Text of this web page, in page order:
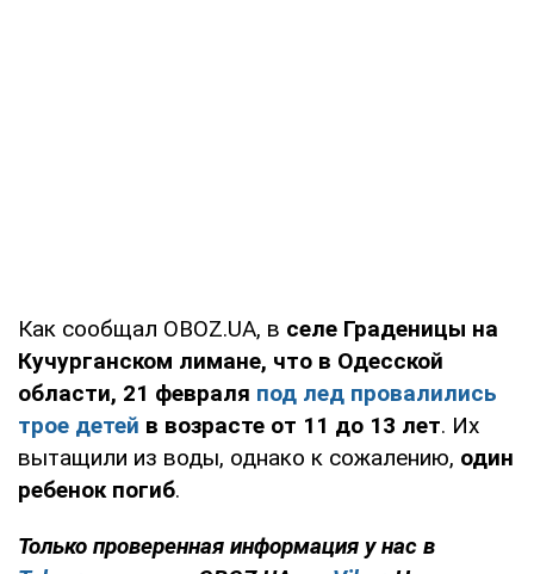
Как сообщал OBOZ.UA, в селе Граденицы на
Кучурганском лимане, что в Одесской
области, 21 февраля под лед провалились
трое детей в возрасте от 11 до 13 лет. Их
вытащили из воды, однако к сожалению, один
ребенок погиб.
Только проверенная информация у нас в